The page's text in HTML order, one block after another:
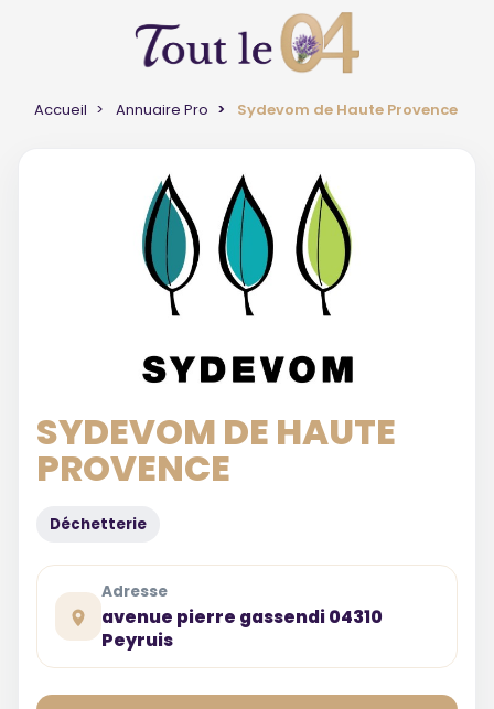
Accueil Annuaire Pro Sydevom de Haute Provence
SYDEVOM DE HAUTE
PROVENCE
Déchetterie
Adresse
avenue pierre gassendi 04310
Peyruis